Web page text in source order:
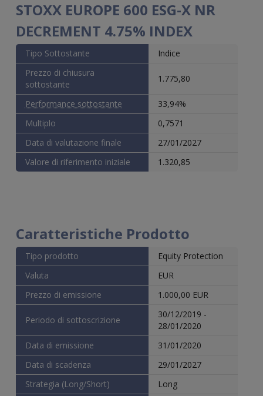
STOXX EUROPE 600 ESG-X NR
DECREMENT 4.75% INDEX
Tipo Sottostante
Indice
Prezzo di chiusura
sottostante
1.775,80
Performance sottostante
33,94%
Multiplo
0,7571
Data di valutazione finale
27/01/2027
Valore di riferimento iniziale
1.320,85
Caratteristiche Prodotto
Tipo prodotto
Equity Protection
Valuta
EUR
Prezzo di emissione
1.000,00 EUR
Periodo di sottoscrizione
30/12/2019 -
28/01/2020
Data di emissione
31/01/2020
Data di scadenza
29/01/2027
Strategia (Long/Short)
Long